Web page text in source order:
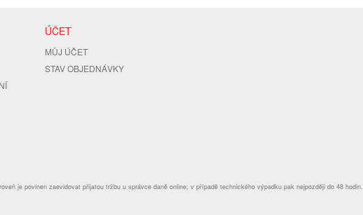
ÚČET
MŮJ ÚČET
STAV OBJEDNÁVKY
je povinen zaevidovat přijatou tržbu u správce daně online; v případě technického výpadku pak nejpozději do 48 hodin.